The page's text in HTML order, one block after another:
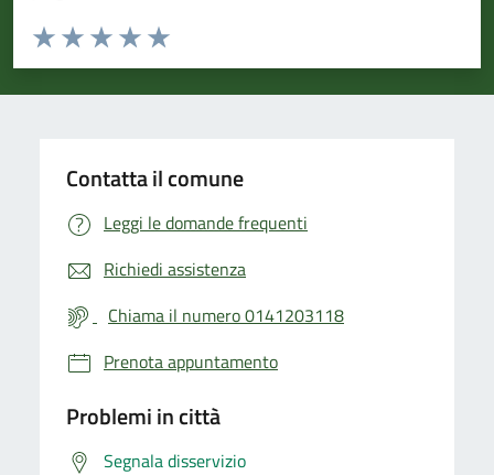
Valuta da 1 a 5 stelle la pagina
Valuta 5 stelle su 5
Valuta 4 stelle su 5
Valuta 3 stelle su 5
Valuta 2 stelle su 5
Valuta 1 stelle su 5
Contatta il comune
Leggi le domande frequenti
Richiedi assistenza
Chiama il numero 0141203118
Prenota appuntamento
Problemi in città
Segnala disservizio